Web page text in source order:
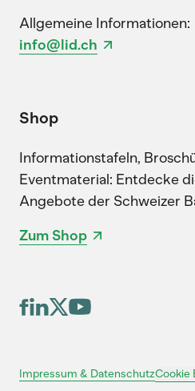
Allgemeine Informationen:
info@lid.ch
Shop
Informationstafeln,
Eventmaterial: Entdecke
Angebote der Schweizer
Zum Shop
Impressum & DatenschutzCookie